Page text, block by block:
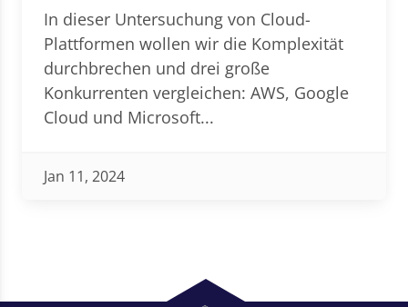
In dieser Untersuchung von Cloud-
Plattformen wollen wir die Komplexität
durchbrechen und drei große
Konkurrenten vergleichen: AWS, Google
Cloud und Microsoft...
Jan 11, 2024